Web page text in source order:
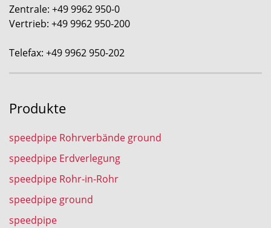
Zentrale: +49 9962 950-0
Vertrieb: +49 9962 950-200
Telefax: +49 9962 950-202
Produkte
speedpipe Rohrverbände ground
speedpipe Erdverlegung
speedpipe Rohr-in-Rohr
speedpipe ground
speedpipe